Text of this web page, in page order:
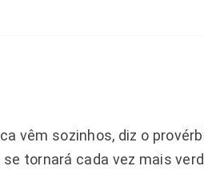
vêm sozinhos, diz o
tornará cada vez mais